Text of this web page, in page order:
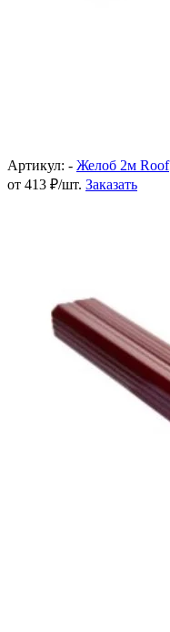
Артикул: - Желоб 2м Roof
от 413 ₽/шт. Заказать